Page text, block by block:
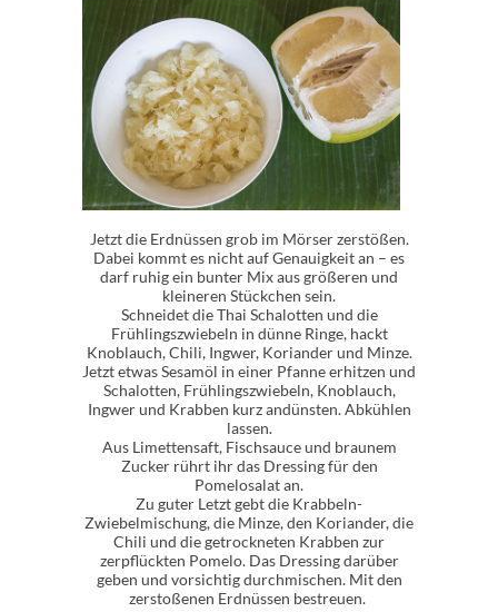
Jetzt die Erdnüssen grob im Mörser zerstößen.
Dabei kommt es nicht auf Genauigkeit an – es
darf ruhig ein bunter Mix aus größeren und
kleineren Stückchen sein.
Schneidet die Thai Schalotten und die
Frühlingszwiebeln in dünne Ringe, hackt
Knoblauch, Chili, Ingwer, Koriander und Minze.
Jetzt etwas Sesamöl in einer Pfanne erhitzen und
Schalotten, Frühlingszwiebeln, Knoblauch,
Ingwer und Krabben kurz andünsten. Abkühlen
lassen.
Aus Limettensaft, Fischsauce und braunem
Zucker rührt ihr das Dressing für den
Pomelosalat an.
Zu guter Letzt gebt die Krabbeln-
Zwiebelmischung, die Minze, den Koriander, die
Chili und die getrockneten Krabben zur
zerpflückten Pomelo. Das Dressing darüber
geben und vorsichtig durchmischen. Mit den
zerstoßenen Erdnüssen bestreuen.